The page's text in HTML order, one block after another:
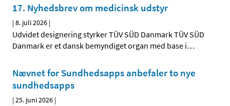
17. Nyhedsbrev om medicinsk udstyr
|8. juli 2026 |
Udvidet designering styrker TÜV SÜD Danmark TÜV SÜD
Danmark er et dansk bemyndiget organ med base i…
Nævnet for Sundhedsapps anbefaler to nye
sundhedsapps
|25. juni 2026 |